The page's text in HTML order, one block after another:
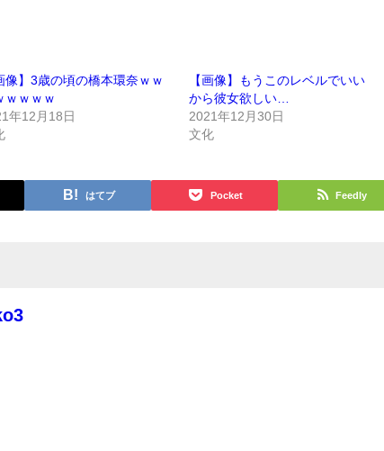
像】3歳の頃の橋本環奈ｗｗ
ｗｗｗｗ
年12月18日
【画像】もうこのレベルでいい
から彼女欲しい…
2021年12月30日
文化
はてブ Pocket Feedly